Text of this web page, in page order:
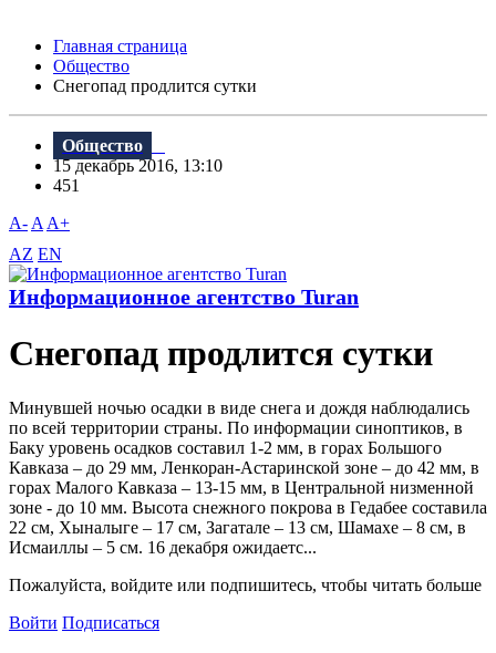
Главная страница
Общество
Снегопад продлится сутки
Общество
15 декабрь 2016, 13:10
451
A- A A+
AZ EN
Информационное агентство Turan
Снегопад продлится сутки
Минувшей ночью осадки в виде снега и дождя наблюдались
по всей территории страны. По информации синоптиков, в
Баку уровень осадков составил 1-2 мм, в горах Большого
Кавказа – до 29 мм, Ленкоран-Астаринской зоне – до 42 мм, в
горах Малого Кавказа – 13-15 мм, в Центральной низменной
зоне - до 10 мм. Высота снежного покрова в Гедабее составила
22 см, Хыналыге – 17 см, Загатале – 13 см, Шамахе – 8 см, в
Исмаиллы – 5 см. 16 декабря ожидаетс...
Пожалуйста, войдите или подпишитесь, чтобы читать больше
Войти Подписаться